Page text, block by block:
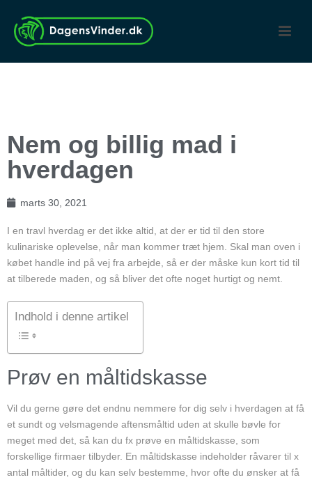
Nem og billig mad i
hverdagen
marts 30, 2021
I en travl hverdag er det ikke altid, at der er tid til den store
kulinariske oplevelse, når man kommer træt hjem. Skal man oven i
købet handle ind på vej fra arbejde, så er der måske kun kort tid til
at tilberede maden, og så bliver det ofte noget hurtigt og nemt.
Indhold i denne artikel
Prøv en måltidskasse
Vil du gerne gøre det endnu nemmere for dig selv i hverdagen at få
et sundt og velsmagende aftensmåltid uden at skulle bøvle for
meget med det, så kan du fx prøve en måltidskasse, som
forskellige firmaer tilbyder. En måltidskasse indeholder råvarer til x
antal måltider, og du kan selv bestemme, hvor ofte du ønsker at få